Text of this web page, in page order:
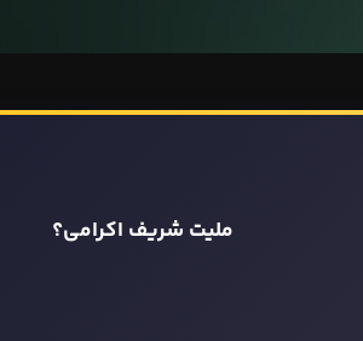
ملیت شریف اکرامی؟